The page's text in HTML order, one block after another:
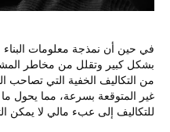
بشكل كبير وتقلل من مخاطر
من التكاليف الخفية التي تصاحب
غير المتوقعة بسرعة، مما يحول
للتكاليف إلى عبء مالي لا يمكن